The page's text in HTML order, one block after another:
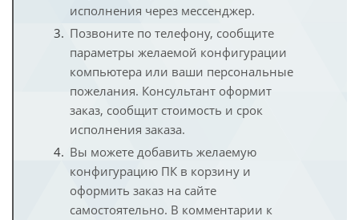
исполнения через мессенджер.
Позвоните по телефону, сообщите
параметры желаемой конфигурации
компьютера или ваши персональные
пожелания. Консультант оформит
заказ, сообщит стоимость и срок
исполнения заказа.
Вы можете добавить желаемую
конфигурацию ПК в корзину и
оформить заказ на сайте
самостоятельно. В комментарии к